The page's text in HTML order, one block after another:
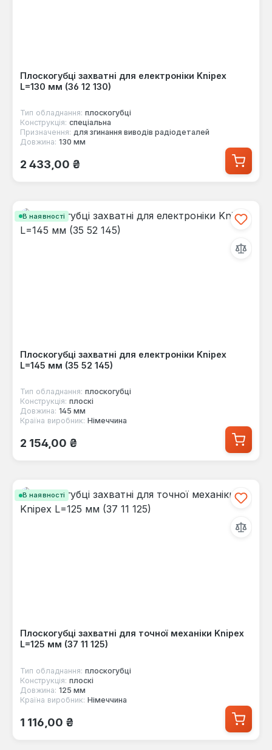
Плоскогубці захватні для електроніки Knipex
L=130 мм (36 12 130)
Тип обладнання: плоскогубці
Конструкція: спеціальна
Призначення: для згинання виводів радіодеталей
Довжина: 130 мм
Звичайна ціна:
2 433,00 ₴
В наявності
Плоскогубці захватні для електроніки Knipex
L=145 мм (35 52 145)
Тип обладнання: плоскогубці
Конструкція: плоскі
Довжина: 145 мм
Країна виробник: Німеччина
Звичайна ціна:
2 154,00 ₴
В наявності
Плоскогубці захватні для точної механіки Knipex
L=125 мм (37 11 125)
Тип обладнання: плоскогубці
Конструкція: плоскі
Довжина: 125 мм
Країна виробник: Німеччина
Звичайна ціна:
1 116,00 ₴